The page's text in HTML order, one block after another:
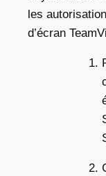
les
d’écran